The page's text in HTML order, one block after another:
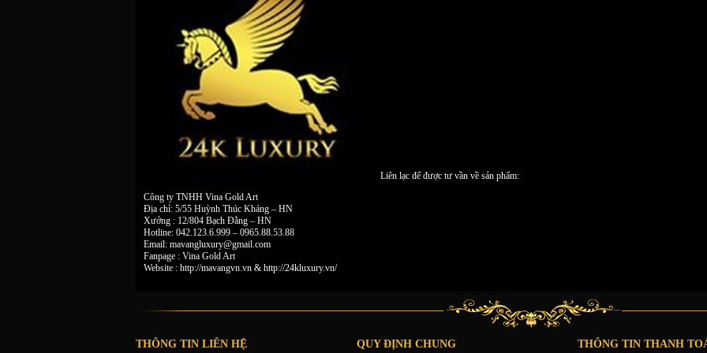
Liên lạc để được tư vần về sản phẩm:
Công ty TNHH Vina Gold Art
Địa chỉ: 5/55 Huỳnh Thúc Kháng – HN
Xưởng : 12/804 Bạch Đằng – HN
Hotline: 042.123.6.999 – 0965.88.53.88
Email: mavangluxury@gmail.com
Fanpage : Vina Gold Art
Website : http://mavangvn.vn & http://24kluxury.vn/
THÔNG TIN LIÊN HỆ QUY ĐỊNH CHUNG THÔNG TIN THANH